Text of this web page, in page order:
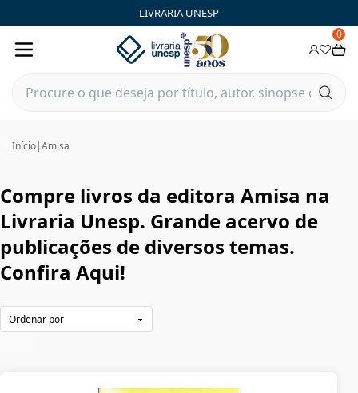
LIVRARIA UNESP
0
Início|Amisa
Compre livros da editora Amisa na
Livraria Unesp. Grande acervo de
publicações de diversos temas.
Confira Aqui!
Amisa|Livraria Unesp | FastStore PLP